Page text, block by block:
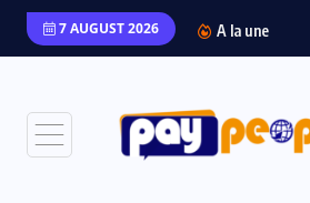
7 AUGUST 2026 A la une